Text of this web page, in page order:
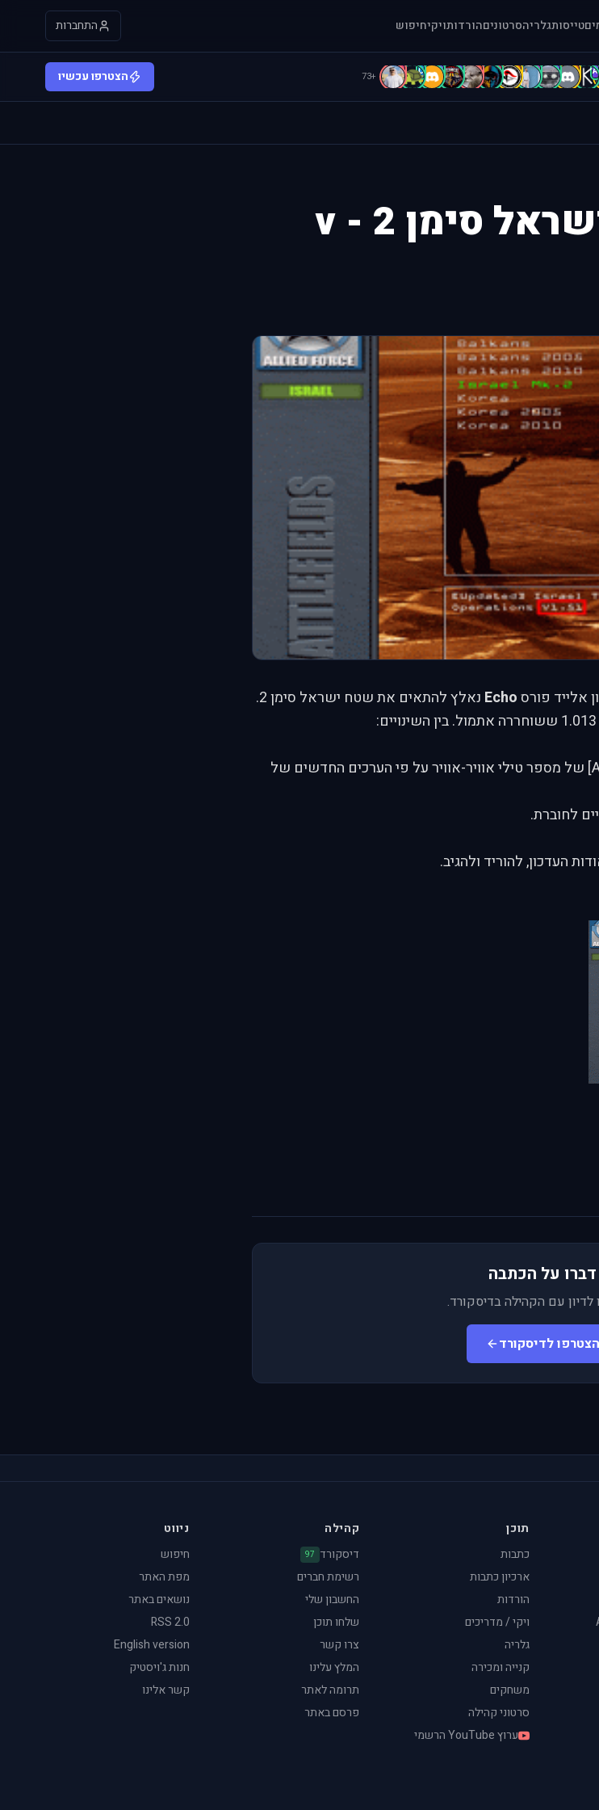
טייסותגלריהסרטוניםהורדותויקיחיפוש התחברות
A
A
a
a
A
A
A
b
B
C
c
+73 הצטרפו עכשיו
עדכון לשטח ישראל סימן 2 - v
פורסEcho
נאלץ להתאים את שטח ישראל סימן 2.
עדכון השהיית החימוש [Arming Delay] של מספר טילי אוויר-אוויר על פי הערכים החדשים של
לחוברת.
העדכון, להוריד ולהגיב.
דברו על הכתבה
עם הקהילה בדיסקורד.
הצטרפו לדיסקורד
תוכן
כתבות
ארכיון כתבות
הורדות
ויקי / מדריכים
גלריה
קנייה ומכירה
משחקים
סרטוני קהילה
ערוץ YouTube הרשמי
קהילה
דיסקורד 97
רשימת חברים
החשבון שלי
שלחו תוכן
צרו קשר
המלץ עלינו
תרומה לאתר
פרסם באתר
ניווט
חיפוש
מפת האתר
נושאים באתר
RSS 2.0
English version
חנות ג'ויסטיק
קשר אלינו